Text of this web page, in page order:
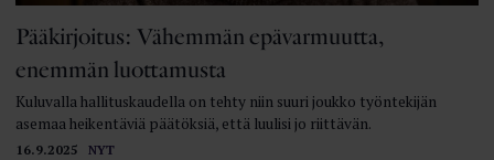
16.9.2025 NYT
Pääkirjoitus: Vähemmän epä­varmuutta,
enemmän luottamusta
Kuluvalla hallituskaudella on tehty niin suuri joukko työntekijän
asemaa heikentäviä päätöksiä, että luulisi jo riittävän.